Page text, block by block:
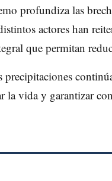
profundiza las
actores han
que permitan
precipitaciones
la vida y garantizar